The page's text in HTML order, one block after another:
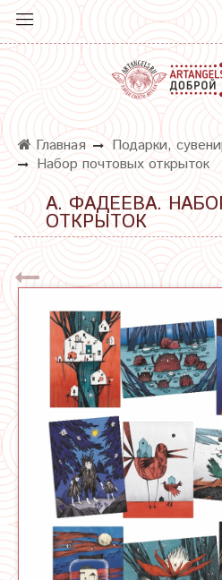
Главная Подарки,
Набор почтовых открыток
А. ФАДЕЕВА.
ОТКРЫТОК